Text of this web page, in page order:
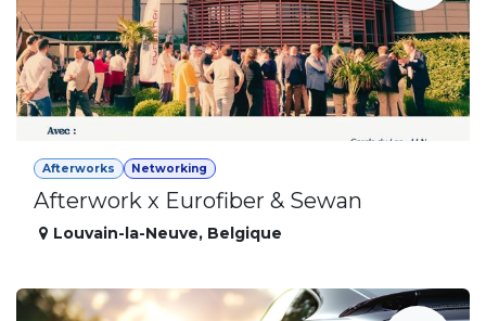
Afterworks Networking
Afterwork x Eurofiber & Sewan
Louvain-la-Neuve, Belgique